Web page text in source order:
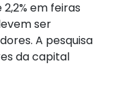
em feiras
ser
A pesquisa
da capital